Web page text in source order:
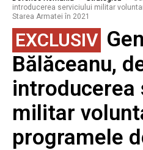
introducerea serviciului militar
Starea Armatei în 2021
EXCLUSIV
Bălăceanu,
introducerea
militar
programele